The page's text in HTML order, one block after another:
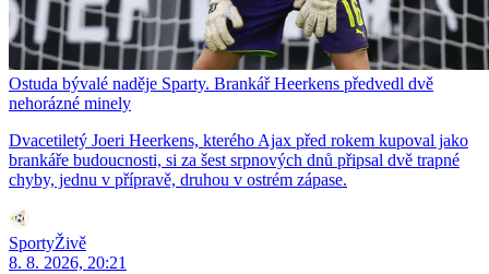
Ostuda bývalé naděje Sparty. Brankář Heerkens předvedl dvě
nehorázné minely
Dvacetiletý Joeri Heerkens, kterého Ajax před rokem kupoval jako
brankáře budoucnosti, si za šest srpnových dnů připsal dvě trapné
chyby, jednu v přípravě, druhou v ostrém zápase.
SportyŽivě
8. 8. 2026, 20:21